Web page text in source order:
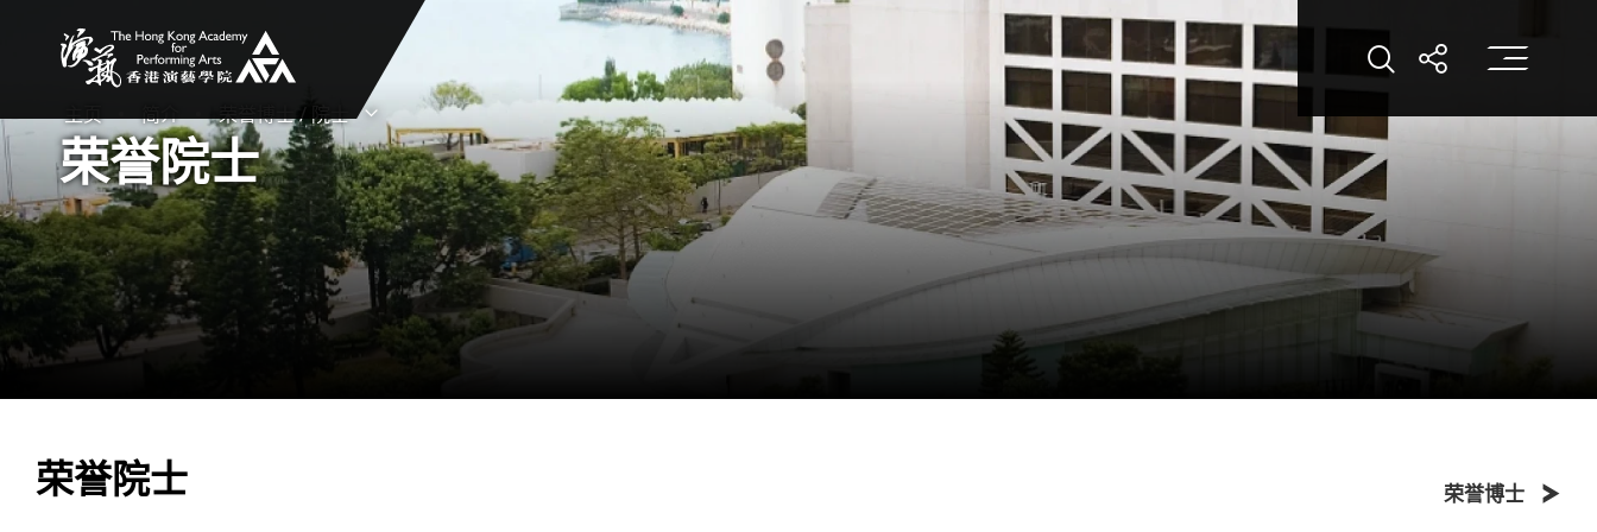
打开搜索打开分享打
主页 简介 荣誉博士 / 院士 打开子菜单
关闭子菜单
荣誉院士
荣誉院士 荣誉博士